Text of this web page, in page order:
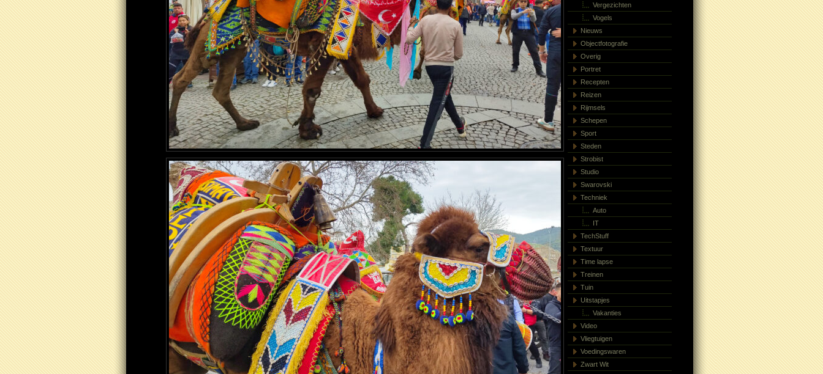
Vergezichten
Vogels
Nieuws
Objectfotografie
Overig
Portret
Recepten
Reizen
Rijmsels
Schepen
Sport
Steden
Strobist
Studio
Swarovski
Techniek
Auto
IT
TechStuff
Textuur
Time lapse
Treinen
Tuin
Uitstapjes
Vakanties
Video
Vliegtuigen
Voedingswaren
Zwart Wit